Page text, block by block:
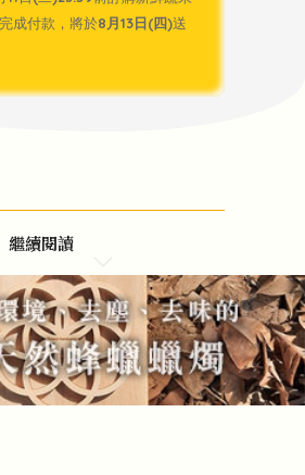
成付款，將於8月13日(四)送
繼續閱讀